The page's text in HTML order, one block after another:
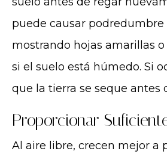
puede causar podredumbre
mostrando hojas amarillas
si el suelo está húmedo. Si
que la tierra se seque antes
Proporcionar
Al aire libre, crecen mejor a